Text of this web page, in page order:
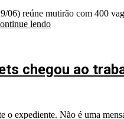
06) reúne mutirão com 400
lendo
chegou ao
expediente. Não é uma